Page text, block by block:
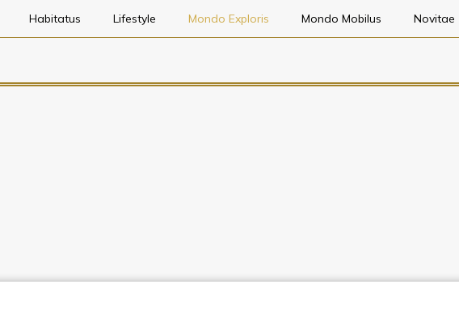
Habitatus Lifestyle Mondo Exploris Mondo Mobilus Novitae